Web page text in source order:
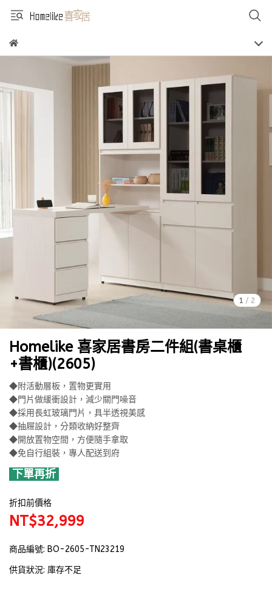
1 / 2
Homelike 喜家居書房二件組(書桌櫃
+書櫃)(2605)
◆附活動層板，置物更實用
◆門片做緩衝設計，減少關門噪音
◆採用長虹玻璃門片，具半透視美感
◆抽屜設計，分類收納好整齊
◆開放置物空間，方便隨手拿取
◆免自行組裝，專人配送到府
下單再折
折扣前價格
NT$32,999
商品編號: BO-2605-TN23219
供貨狀況: 庫存不足